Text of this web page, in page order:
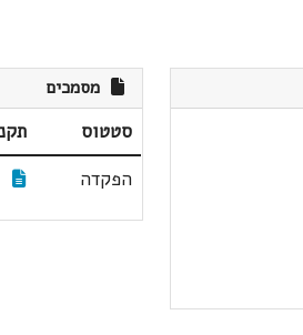
מסמכים
סטטוס
הפקדה